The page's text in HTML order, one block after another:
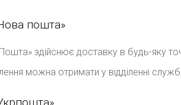
пошта»
здійснює доставку в будь-яку
можна отримати у відділенні